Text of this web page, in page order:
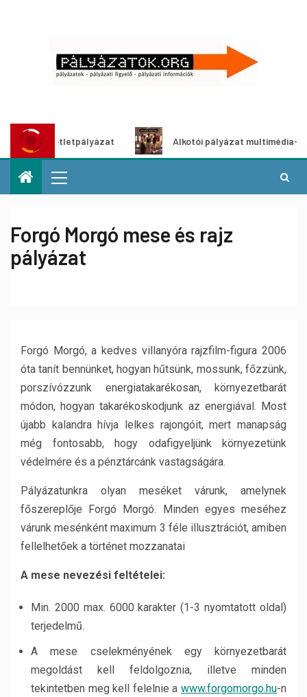
ötletpályázat Alkotói pályázat multimédia-
Forgó Morgó mese és rajz
pályázat
Forgó Morgó, a kedves villanyóra rajzfilm-figura 2006
óta tanít bennünket, hogyan hűtsünk, mossunk, főzzünk,
porszívózzunk energiatakarékosan, környezetbarát
módon, hogyan takarékoskodjunk az energiával. Most
újabb kalandra hívja lelkes rajongóit, mert manapság
még fontosabb, hogy odafigyeljünk környezetünk
védelmére és a pénztárcánk vastagságára.
Pályázatunkra olyan meséket várunk, amelynek
főszereplője Forgó Morgó. Minden egyes meséhez
várunk mesénként maximum 3 féle illusztrációt, amiben
fellelhetőek a történet mozzanatai
A mese nevezési feltételei:
Min. 2000 max. 6000 karakter (1-3 nyomtatott oldal)
terjedelmű.
A mese cselekményének egy környezetbarát
megoldást kell feldolgoznia, illetve minden
tekintetben meg kell felelnie a www.forgomorgo.hu-n